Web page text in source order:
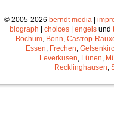
© 2005-2026 berndt media|
biograph
choices engels und
Bochum, Bonn, Castrop-
Essen, Frechen,
Leverkusen, Lünen,
Recklinghausen,